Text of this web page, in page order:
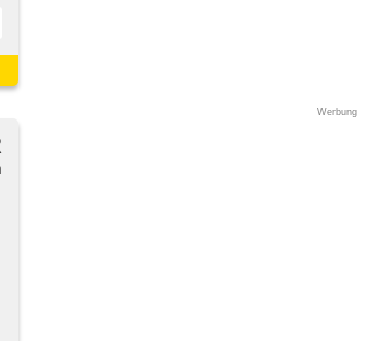
Werbung